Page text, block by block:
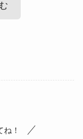
る所です。
！